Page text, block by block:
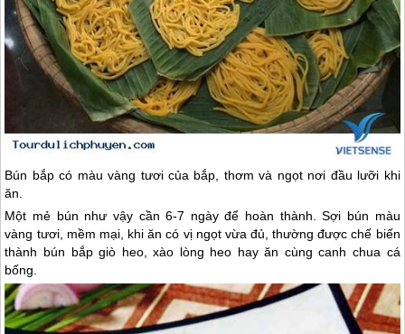
Bún bắp có màu vàng tươi của bắp, thơm và ngọt nơi đầu lưỡi khi
ăn.
Một mẻ bún như vậy cần 6-7 ngày để hoàn thành. Sợi bún màu
vàng tươi, mềm mại, khi ăn có vị ngọt vừa đủ, thường được chế biến
thành bún bắp giò heo, xào lòng heo hay ăn cùng canh chua cá
bống.